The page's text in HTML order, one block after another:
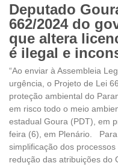
Deputado
662/2024 do
que altera
é ilegal e
“Ao enviar à Assembleia
urgência, o Projeto de Lei
proteção ambiental do
em risco todo o meio
estadual Goura (PDT), em
feira (6), em Plenário.
simplificação dos
redução das atribuições do